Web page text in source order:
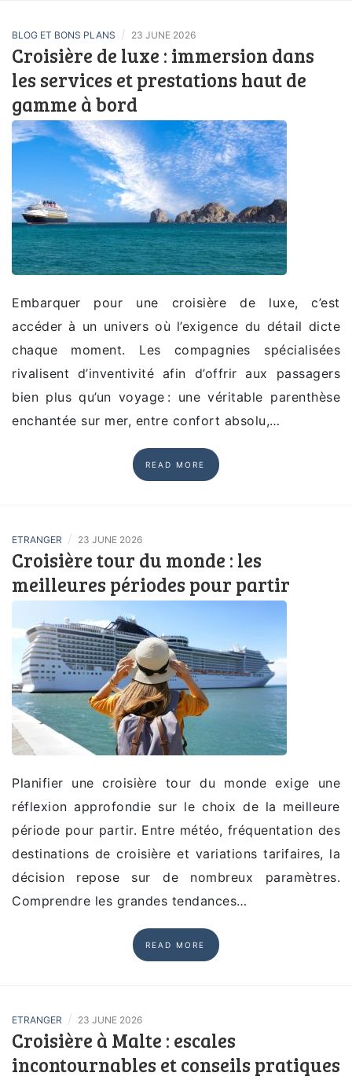
BLOG ET BONS PLANS / 23 JUNE 2026
Croisière de luxe : immersion dans
les services et prestations haut de
gamme à bord
Embarquer pour une croisière de luxe, c’est
accéder à un univers où l’exigence du détail dicte
chaque moment. Les compagnies spécialisées
rivalisent d’inventivité afin d’offrir aux passagers
bien plus qu’un voyage : une véritable parenthèse
enchantée sur mer, entre confort absolu,…
READ MORE
ETRANGER / 23 JUNE 2026
Croisière tour du monde : les
meilleures périodes pour partir
Planifier une croisière tour du monde exige une
réflexion approfondie sur le choix de la meilleure
période pour partir. Entre météo, fréquentation des
destinations de croisière et variations tarifaires, la
décision repose sur de nombreux paramètres.
Comprendre les grandes tendances…
READ MORE
ETRANGER / 23 JUNE 2026
Croisière à Malte : escales
incontournables et conseils pratiques